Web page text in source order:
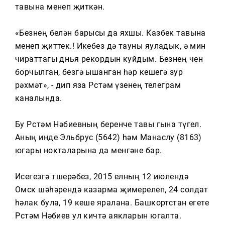
тавына менеп җиткән.
«Безнең белән барысы да яхшы. Казбек тавына
менеп җиттек.! Икебез дә тауны яуладык, ә мин
чираттагы дөнья рекордын куйдым. Безнең өчен
борчылган, безгә ышанган һәр кешегә зур
рәхмәт», - дип яза Рөстәм үзенең телеграм
каналында.
Бу Рөстәм Нәбиевның беренче тавы гына түгел.
Аның инде Эльбрус (5642) һәм Манаслу (8163)
югары нокталарына да менгәне бар.
Исегезгә төшерәбез, 2015 елның 12 июлендә
Омск шәһәрендә казарма җимерелеп, 24 солдат
һәлак була, 19 кеше яралана. Башкортстан егете
Рөстәм Нәбиев ул кичтә аякларын югалта.